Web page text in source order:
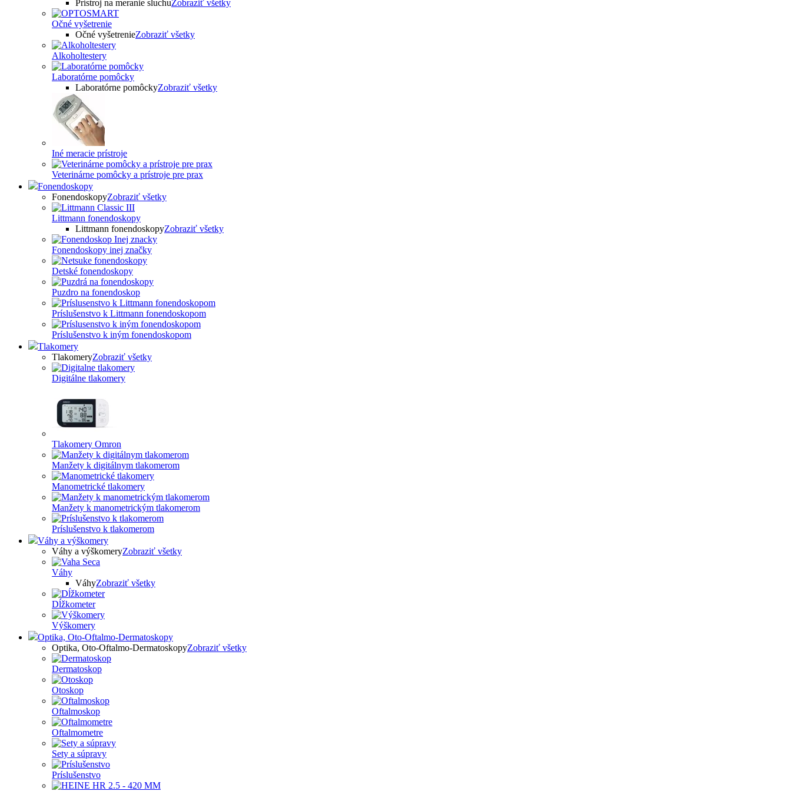
Prístroj na meranie sluchuZobraziť všetky
Očné vyšetrenie
Očné vyšetrenieZobraziť všetky
Alkoholtestery
Laboratórne pomôcky
Laboratórne pomôckyZobraziť všetky
Iné meracie prístroje
Veterinárne pomôcky a prístroje pre prax
Fonendoskopy
FonendoskopyZobraziť všetky
Littmann fonendoskopy
Littmann fonendoskopyZobraziť všetky
Fonendoskopy inej značky
Detské fonendoskopy
Puzdro na fonendoskop
Príslušenstvo k Littmann fonendoskopom
Príslušenstvo k iným fonendoskopom
Tlakomery
TlakomeryZobraziť všetky
Digitálne tlakomery
Tlakomery Omron
Manžety k digitálnym tlakomerom
Manometrické tlakomery
Manžety k manometrickým tlakomerom
Príslušenstvo k tlakomerom
Váhy a výškomery
Váhy a výškomeryZobraziť všetky
Váhy
VáhyZobraziť všetky
Dĺžkometer
Výškomery
Optika, Oto-Oftalmo-Dermatoskopy
Optika, Oto-Oftalmo-DermatoskopyZobraziť všetky
Dermatoskop
Otoskop
Oftalmoskop
Oftalmometre
Sety a súpravy
Príslušenstvo